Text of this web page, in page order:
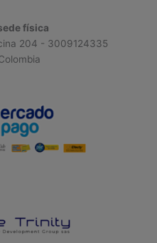
física
204 - 3009124335